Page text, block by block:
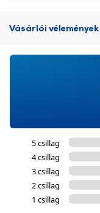
Vásárlói vélemények
5 csillag
4 csillag
3 csillag
2 csillag
1 csillag